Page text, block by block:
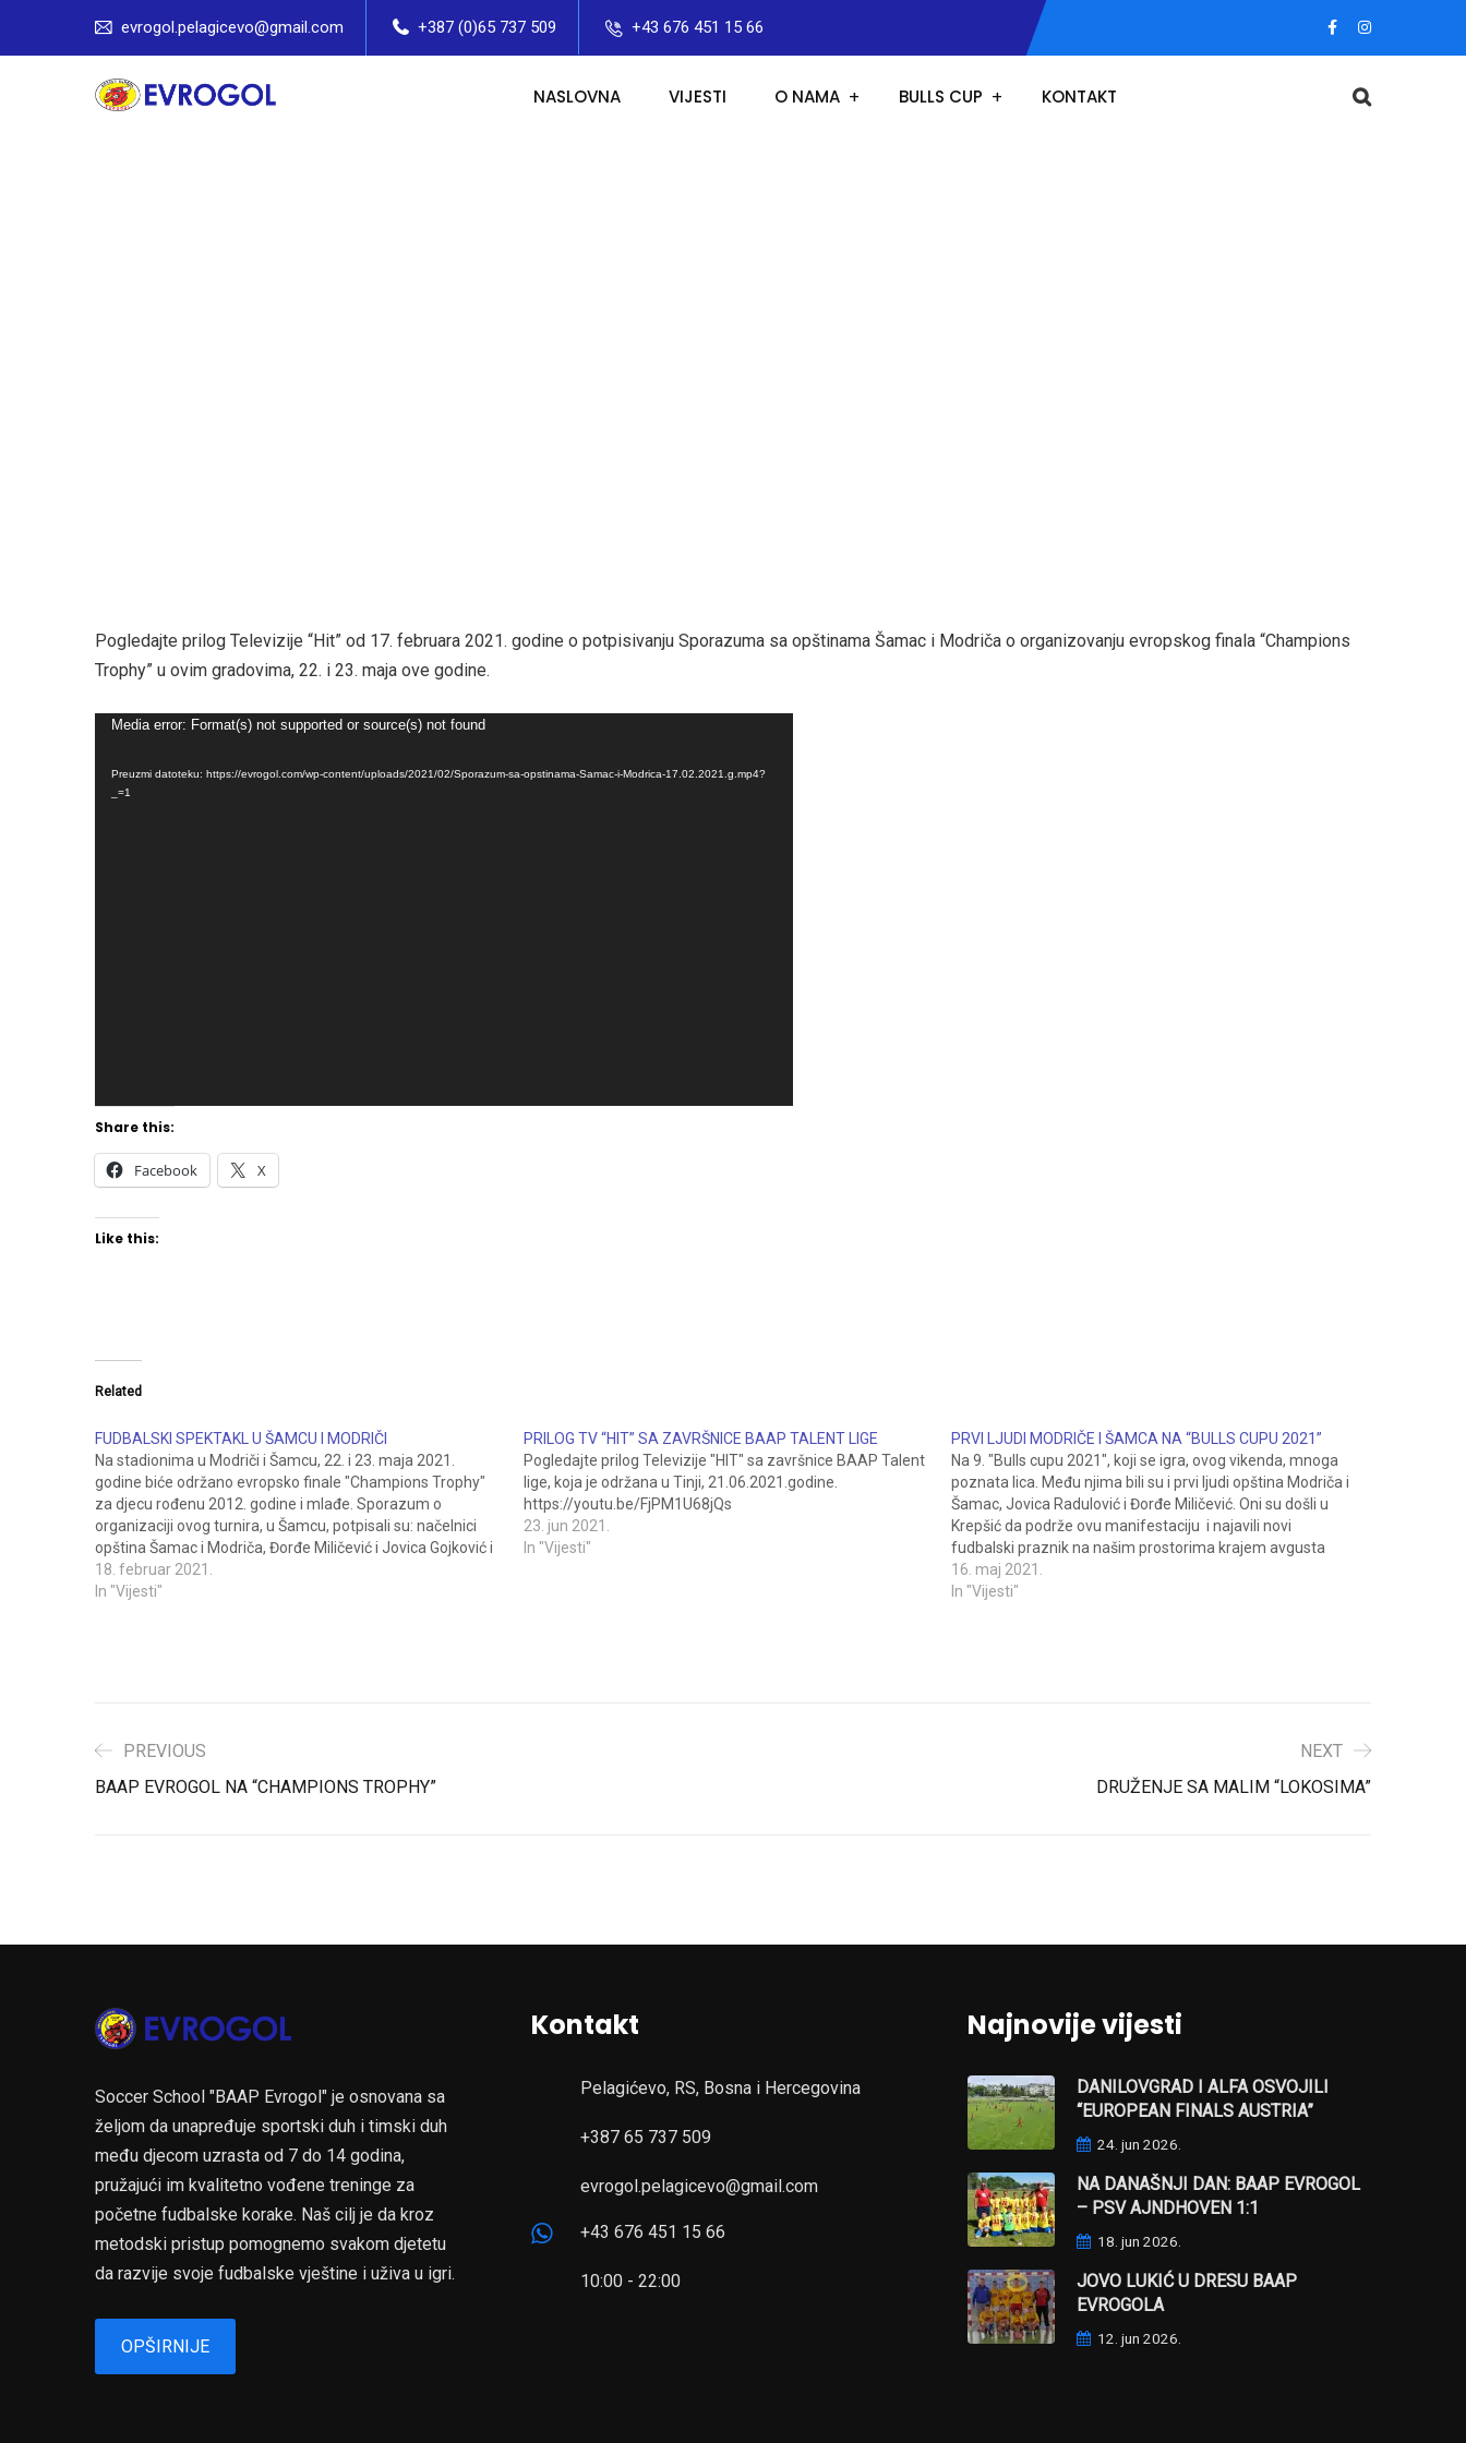
evrogol.pelagicevo@gmail.com +387 (0)65 737 509 +43 676 451 15 66
NASLOVNA VIJESTI O NAMA BULLS CUP KONTAKT
Pogledajte prilog Televizije “Hit” od 17. februara 2021. godine o potpisivanju Sporazuma sa opštinama Šamac i Modriča o organizovanju evropskog finala “Champions
Trophy” u ovim gradovima, 22. i 23. maja ove godine.
Pregledač
zapisa
Media error: Format(s) not supported or source(s) not found
Preuzmi datoteku: https://evrogol.com/wp-content/uploads/2021/02/Sporazum-sa-opstinama-Samac-i-Modrica-17.02.2021.g.mp4?
_=1
Share this:
Facebook X
Like this:
Related
FUDBALSKI SPEKTAKL U ŠAMCU I MODRIČI
Na stadionima u Modriči i Šamcu, 22. i 23. maja 2021.
godine biće održano evropsko finale "Champions Trophy"
za djecu rođenu 2012. godine i mlađe. Sporazum o
organizaciji ovog turnira, u Šamcu, potpisali su: načelnici
opština Šamac i Modriča, Đorđe Miličević i Jovica Gojković i
prvi čovjek Balkan Alpe adria…
18. februar 2021.
In "Vijesti"
PRILOG TV “HIT” SA ZAVRŠNICE BAAP TALENT LIGE
Pogledajte prilog Televizije "HIT" sa završnice BAAP Talent
lige, koja je održana u Tinji, 21.06.2021.godine.
https://youtu.be/FjPM1U68jQs
23. jun 2021.
In "Vijesti"
PRVI LJUDI MODRIČE I ŠAMCA NA “BULLS CUPU 2021”
Na 9. "Bulls cupu 2021", koji se igra, ovog vikenda, mnoga
poznata lica. Među njima bili su i prvi ljudi opština Modriča i
Šamac, Jovica Radulović i Đorđe Miličević. Oni su došli u
Krepšić da podrže ovu manifestaciju i najavili novi
fudbalski praznik na našim prostorima krajem avgusta
mjeseca. Naime,…
16. maj 2021.
In "Vijesti"
PREVIOUS
BAAP EVROGOL NA “CHAMPIONS TROPHY”
NEXT
DRUŽENJE SA MALIM “LOKOSIMA”
Soccer School "BAAP Evrogol" je osnovana sa
željom da unapređuje sportski duh i timski duh
među djecom uzrasta od 7 do 14 godina,
pružajući im kvalitetno vođene treninge za
početne fudbalske korake. Naš cilj je da kroz
metodski pristup pomognemo svakom djetetu
da razvije svoje fudbalske vještine i uživa u igri.
OPŠIRNIJE
Kontakt
Pelagićevo, RS, Bosna i Hercegovina
+387 65 737 509
evrogol.pelagicevo@gmail.com
+43 676 451 15 66
10:00 - 22:00
Najnovije vijesti
DANILOVGRAD I ALFA OSVOJILI
“EUROPEAN FINALS AUSTRIA”
24. jun 2026.
NA DANAŠNJI DAN: BAAP EVROGOL
– PSV AJNDHOVEN 1:1
18. jun 2026.
JOVO LUKIĆ U DRESU BAAP
EVROGOLA
12. jun 2026.